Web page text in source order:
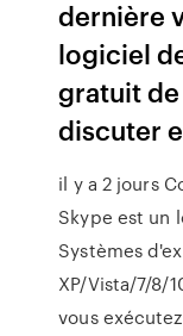
dernière
logiciel
gratuit
discuter
il y a 2 jours
Skype est un
Systèmes
XP/Vista/7/8/
vous